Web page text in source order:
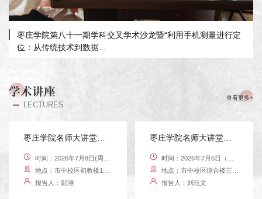
枣庄学院第八十一期学科交叉学术沙龙暨“利用手机测量进行定
位：从传统技术到数据...
学术讲座
LECTURES
查看更多+
枣庄学院名师大讲堂第八十三讲学术报告预告
时间：2026年7月8日(周三)上午9：00
地点：市中校区初教楼15#511
报告人：彭滟
枣庄学院名师大讲堂第八十二讲学术报告预告
时间：2026年7月6日（周一）上午9:30
地点：市中校区综合楼三楼会议室
报告人：刘珏文